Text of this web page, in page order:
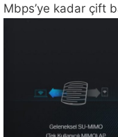
Mbps’ye kadar çift